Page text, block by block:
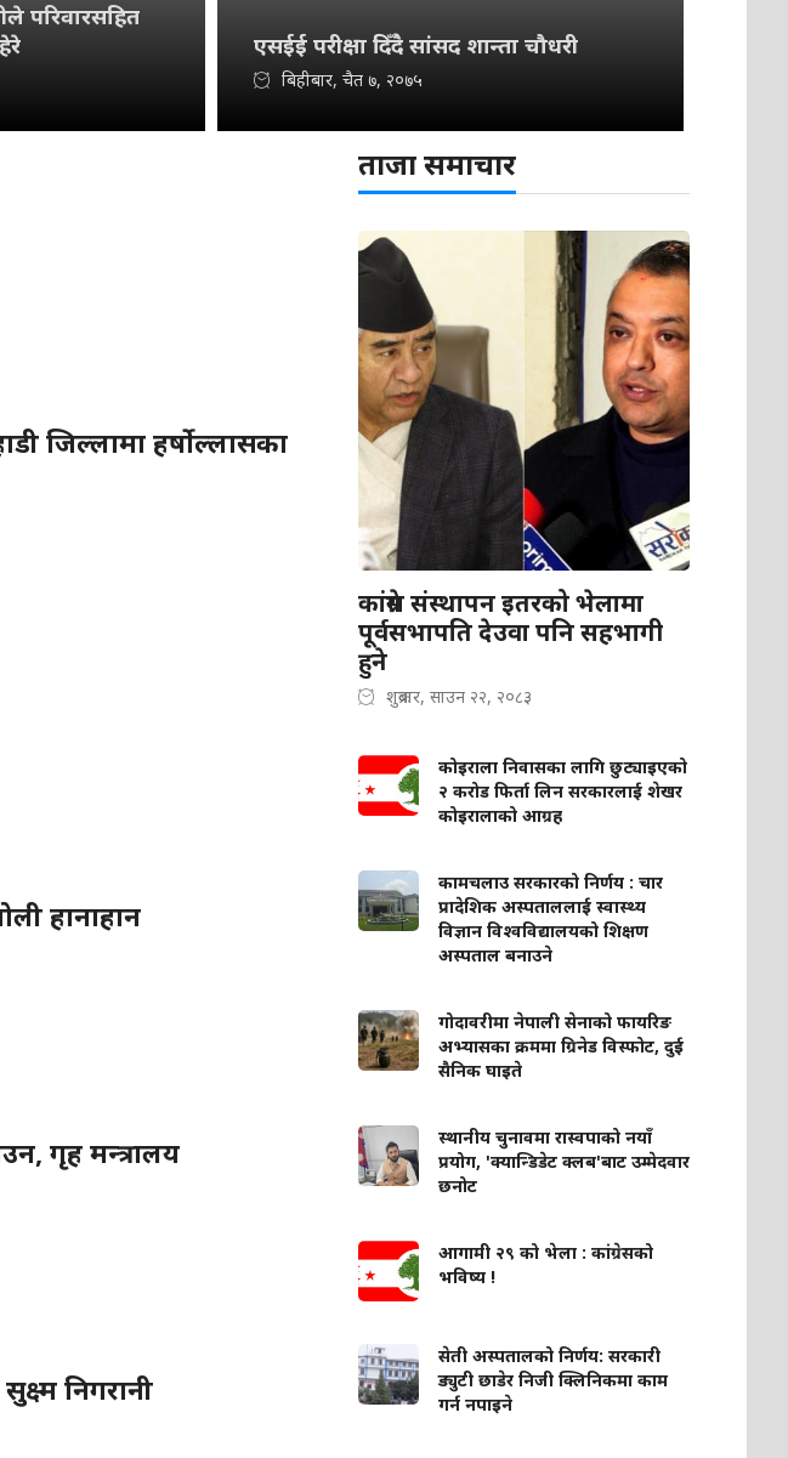
परिवारसहित
एसईई परीक्षा दिँदै सांसद शान्ता चौधरी
बिहीबार, चैत ७, २०७५
जिल्लामा हर्षोल्लासका
हानाहान
गृह मन्त्रालय
निगरानी
ताजा समाचार
कांग्रेस संस्थापन इतरको भेलामा
पूर्वसभापति देउवा पनि सहभागी
हुने
शुक्रबार, साउन २२, २०८३
कोइराला निवासका लागि छुट्याइएको
२ करोड फिर्ता लिन सरकारलाई शेखर
कोइरालाको आग्रह
कामचलाउ सरकारको निर्णय : चार
प्रादेशिक अस्पताललाई स्वास्थ्य
विज्ञान विश्वविद्यालयको शिक्षण
अस्पताल बनाउने
गोदावरीमा नेपाली सेनाको फायरिङ
अभ्यासका क्रममा ग्रिनेड विस्फोट, दुई
सैनिक घाइते
स्थानीय चुनावमा रास्वपाको नयाँ
प्रयोग, 'क्यान्डिडेट क्लब'बाट उम्मेदवार
छनोट
आगामी २९ को भेला : कांग्रेसको
भविष्य !
सेती अस्पतालको निर्णय: सरकारी
ड्युटी छाडेर निजी क्लिनिकमा काम
गर्न नपाइने